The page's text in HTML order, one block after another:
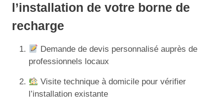
l’installation de votre borne de
recharge
Demande de devis personnalisé auprès de
professionnels locaux
Visite technique à domicile pour vérifier
l’installation existante